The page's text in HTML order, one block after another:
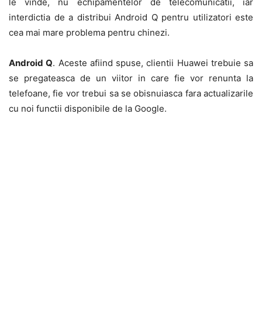
interdictia de a distribui Android Q pentru utilizatori este
cea mai mare problema pentru chinezi.
Android Q. Aceste afiind spuse, clientii Huawei trebuie sa
se pregateasca de un viitor in care fie vor renunta la
telefoane, fie vor trebui sa se obisnuiasca fara actualizarile
cu noi functii disponibile de la Google.